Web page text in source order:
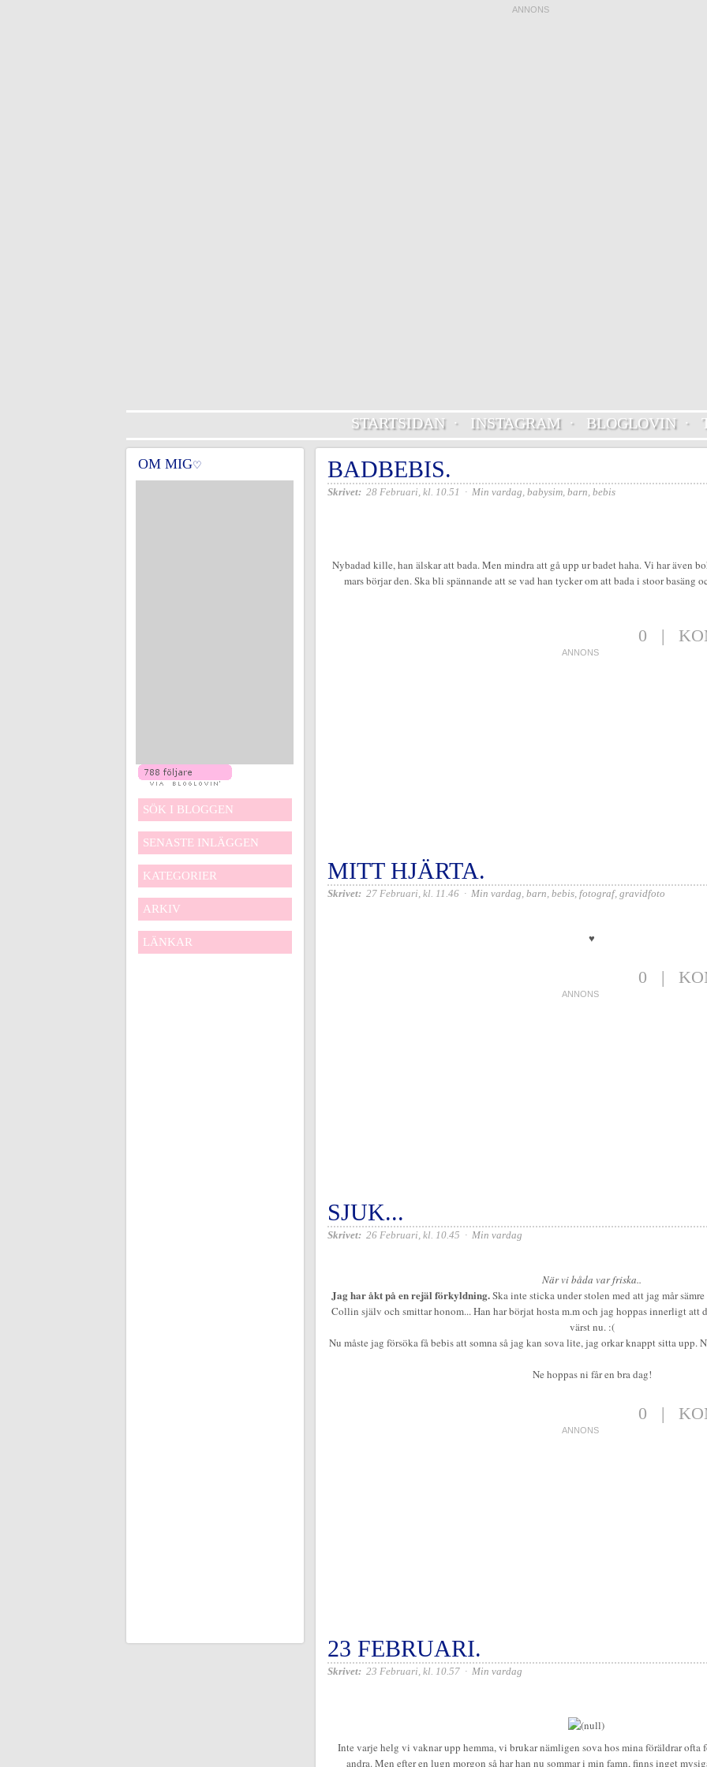
STARTSIDAN· INSTAGRAM· BLOGLOVIN·
BADBEBIS.
Skrivet: 28 Februari, kl. 10.51 · Min vardag, babysim, barn, bebis
Nybadad kille, han älskar att bada. Men mindra att gå upp ur badet haha. Vi har även
mars börjar den. Ska bli spännande att se vad han tycker om att bada i stoor basäng
0 |
MITT HJÄRTA.
Skrivet: 27 Februari, kl. 11.46 · Min vardag, barn, bebis, fotograf, gravidfoto
♥
0 |
SJUK...
Skrivet: 26 Februari, kl. 10.45 · Min vardag
När vi båda var friska..
Jag har åkt på en rejäl förkyldning.Ska inte sticka under stolen med att jag mår
Collin själv och smittar honom... Han har börjat hosta m.m och jag hoppas innerligt att
värst nu. :(
Nu måste jag försöka få bebis att somna så jag kan sova lite, jag orkar knappt sitta upp.
Ne hoppas ni får en bra dag!
0 |
23 FEBRUARI.
Skrivet: 23 Februari, kl. 10.57 · Min vardag
Inte varje helg vi vaknar upp hemma, vi brukar nämligen sova hos mina föräldrar ofta
andra. Men efter en lugn morgon så har han nu sommar i min famn, finns inget
OM MIG♡
SÖK I BLOGGEN
SENASTE INLÄGGEN
KATEGORIER
ARKIV
LÄNKAR